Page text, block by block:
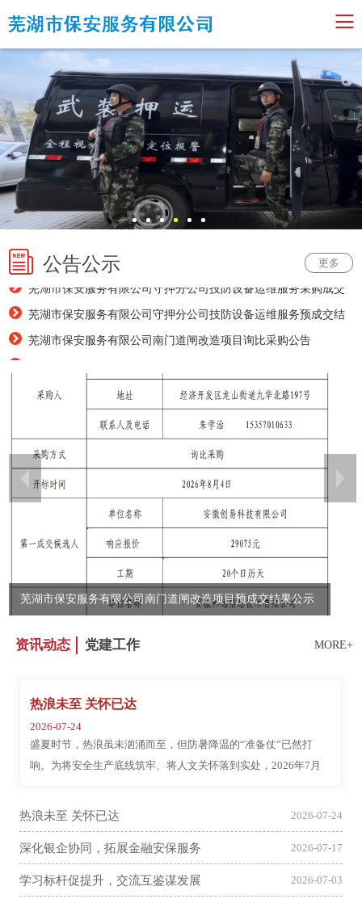
公告公示 更多
芜湖市保安服务有限公司南门道闸改造项目预成交结果公示
芜湖市保安服务有限公司守押分公司技防设备运维服务采购成交
结果公告
芜湖市保安服务有限公司守押分公司技防设备运维服务预成交结
果公示
芜湖市保安服务有限公司南门道闸改造项目询比采购公告
芜湖市保安服务有限公司守押分公司技防设备运维服务预成交
资讯动态 党建工作 MORE+
热浪未至 关怀已达
2026-07-24
盛夏时节，热浪虽未汹涌而至，但防暑降温的“准备仗”已然打
响。为将安全生产底线筑牢、将人文关怀落到实处，2026年7月
押运区县休息点及保安执勤一线，开...
热浪未至 关怀已达 2026-07-24
深化银企协同，拓展金融安保服务 2026-07-17
学习标杆促提升，交流互鉴谋发展 2026-07-03